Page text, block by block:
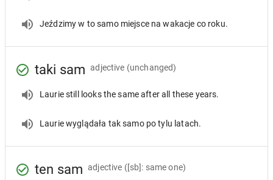
Jeździmy w to samo miejsce na wakacje co roku.
taki sam adjective (unchanged)
Laurie still looks the same after all these years.
Laurie wyglądała tak samo po tylu latach.
ten sam adjective ([sb]: same one)